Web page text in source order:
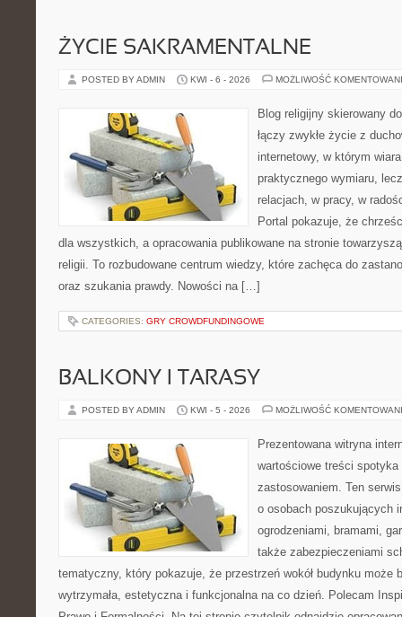
ŻYCIE SAKRAMENTALNE
POSTED BY ADMIN KWI - 6 - 2026 MOŻLIWOŚĆ
Blog religijny skierowany
łączy zwykłe życie z
internetowy, w którym
praktycznego wymiaru,
relacjach, w pracy, w
Portal pokazuje, że
dla wszystkich, a opracowania publikowane na stronie
religii. To rozbudowane centrum wiedzy, które zachęca do
oraz szukania prawdy. Nowości na […]
CATEGORIES: GRY CROWDFUNDINGOWE
BALKONY I TARASY
POSTED BY ADMIN KWI - 5 - 2026 MOŻLIWOŚĆ
Prezentowana witryna
wartościowe treści
zastosowaniem. Ten
o osobach poszukujących
ogrodzeniami, bramami,
także zabezpieczeniami
tematyczny, który pokazuje, że przestrzeń wokół budynku może
wytrzymała, estetyczna i funkcjonalna na co dzień. Polecam